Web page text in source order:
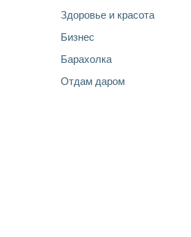
Здоровье и красота
Бизнес
Барахолка
Отдам даром